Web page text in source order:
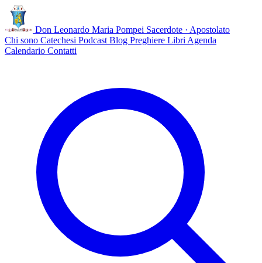
Don Leonardo Maria Pompei Sacerdote · Apostolato
Chi sono Catechesi Podcast Blog Preghiere Libri Agenda
Calendario Contatti